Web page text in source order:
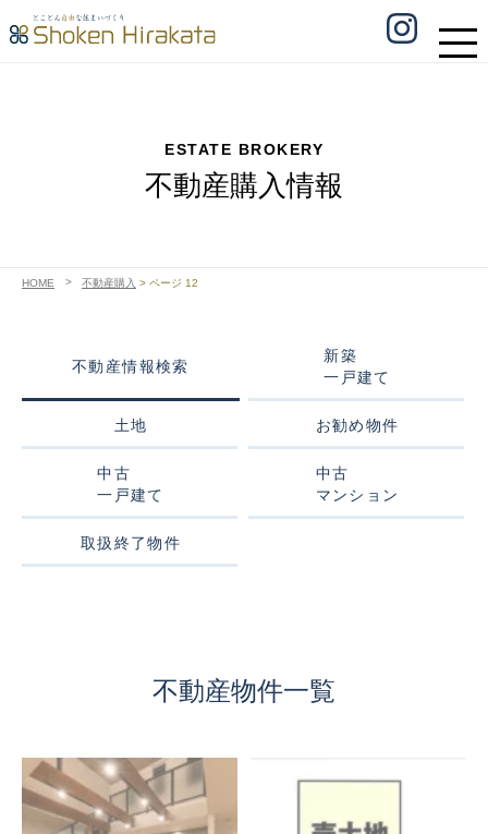
ESTATE BROKERY
不動産購入情報
HOME 不動産購入 > ページ 12
不動産情報検索
新築
一戸建て
土地 お勧め物件
中古
一戸建て
中古
マンション
取扱終了物件
不動産物件一覧